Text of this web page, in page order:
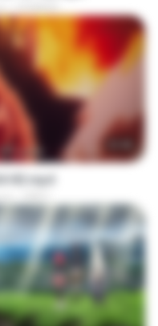
DOMISR
HD.mp4